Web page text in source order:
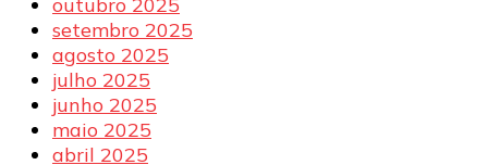
setembro 2025
agosto 2025
julho 2025
junho 2025
maio 2025
abril 2025